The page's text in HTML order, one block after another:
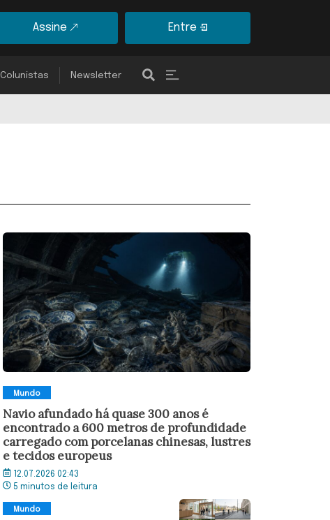
Assine Entre
Colunistas Newsletter
Mundo
Navio afundado há quase 300 anos é
encontrado a 600 metros de profundidade
carregado com porcelanas chinesas, lustres
e tecidos europeus
12.07.2026 02:43
5 minutos de leitura
Mundo